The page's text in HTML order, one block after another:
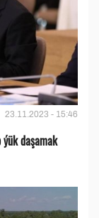
23.11.2023 - 15:46
daşamak